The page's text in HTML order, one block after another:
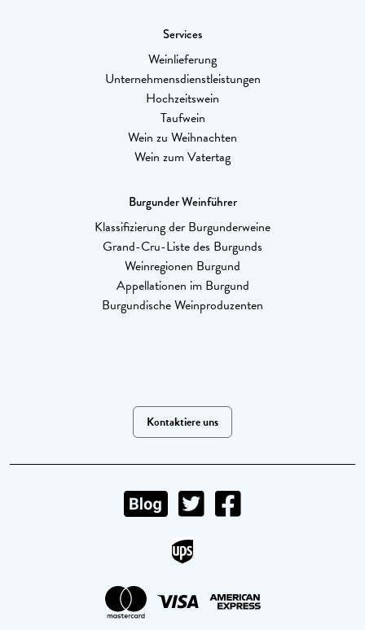
Services
Weinlieferung
Unternehmensdienstleistungen
Hochzeitswein
Taufwein
Wein zu Weihnachten
Wein zum Vatertag
Burgunder Weinführer
Klassifizierung der Burgunderweine
Grand-Cru-Liste des Burgunds
Weinregionen Burgund
Appellationen im Burgund
Burgundische Weinproduzenten
Kontaktiere uns